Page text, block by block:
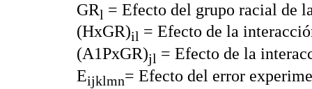
GRl = Efecto del grupo racial de
(HxGR)il = Efecto de la
(A1PxGR)jl = Efecto de la
Eijklmn= Efecto del error